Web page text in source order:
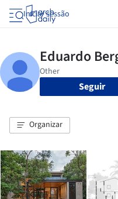
Iniciar sessão
Seguir
Organizar